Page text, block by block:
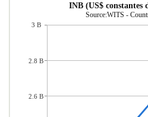
INB (US$ constantes
Source:WITS -
3 B
2.8 B
2.6 B